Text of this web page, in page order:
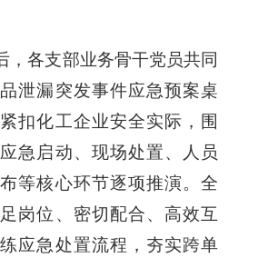
，各支部业务骨干党员共同
泄漏突发事件应急预案桌
扣化工企业安全实际，围
急启动、现场处置、人员
等核心环节逐项推演。全
岗位、密切配合、高效互
应急处置流程，夯实跨单